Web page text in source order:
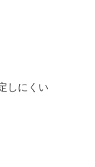
しにくい